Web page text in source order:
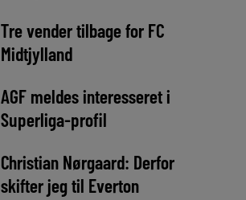
Tre vender tilbage for FC
Midtjylland
AGF meldes interesseret i
Superliga-profil
Christian Nørgaard: Derfor
skifter jeg til Everton